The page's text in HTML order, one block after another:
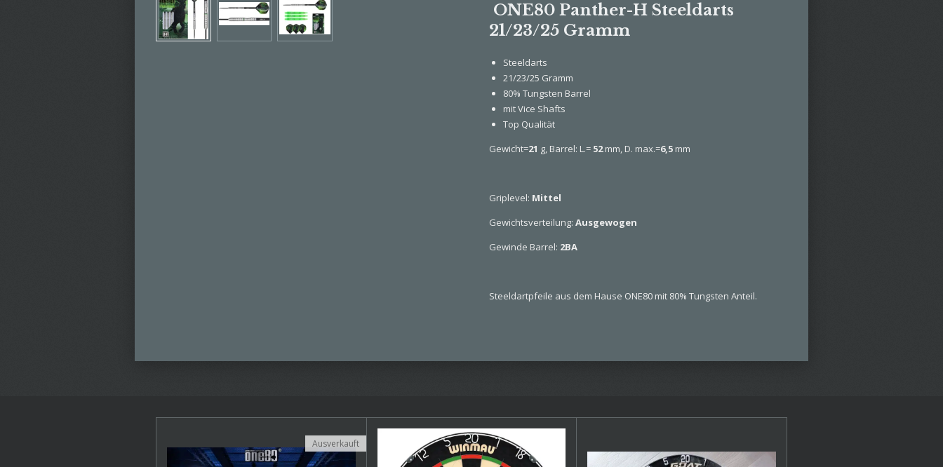
ONE80 Panther-H Steeldarts
21/23/25 Gramm
Steeldarts
21/23/25 Gramm
80% Tungsten Barrel
mit Vice Shafts
Top Qualität
Gewicht=21 g, Barrel: L.= 52mm, D. max.=6,5 mm
Griplevel: Mittel
Gewichtsverteilung: Ausgewogen
Gewinde Barrel: 2BA
Steeldartpfeile aus dem Hause ONE80 mit 80% Tungsten Anteil.
Ausverkauft